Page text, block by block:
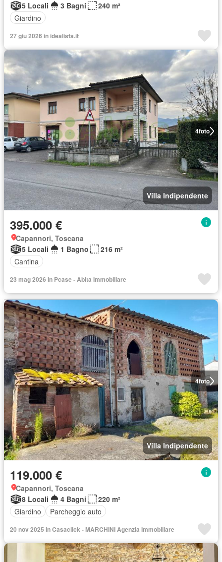
5 Locali
3 Bagni
240 m²
Giardino
27 giu 2026 in idealista.it
4foto
Villa Indipendente
395.000 €
Capannori, Toscana
5 Locali
1 Bagno
216 m²
Cantina
23 mag 2026 in Pcase - Abita Immobiliare
4foto
Villa Indipendente
119.000 €
Capannori, Toscana
8 Locali
4 Bagni
220 m²
Giardino
Parcheggio auto
20 nov 2025 in Casaclick - MARCHINI Agenzia Immobiliare